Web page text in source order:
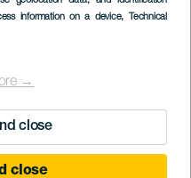
information on a device, Technical
→
close
close